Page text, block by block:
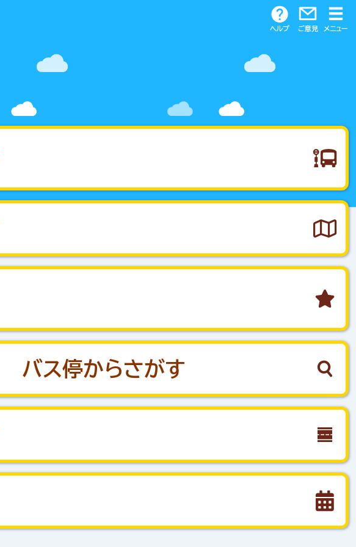
ヘルプ ご意見 メニュー
バス停からさがす